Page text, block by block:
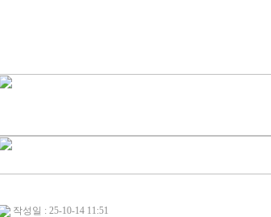
작성일 : 25-10-14 11:51